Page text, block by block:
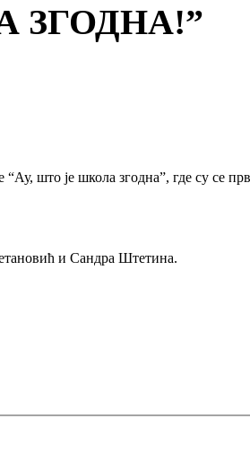
ЗГОДНА!”
“Ау, што је школа згодна”, где су
и Сандра Штетина.